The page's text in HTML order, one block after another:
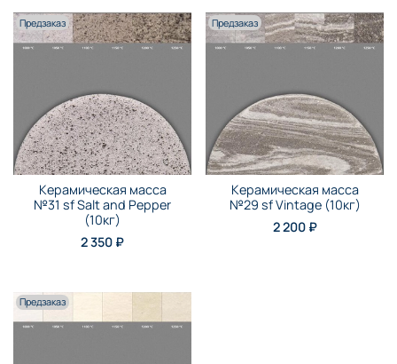
Предзаказ
Керамическая масса
№31 sf Salt and Pepper
(10кг)
2 350 ₽
Предзаказ
Керамическая масса
№29 sf Vintage (10кг)
2 200 ₽
Предзаказ